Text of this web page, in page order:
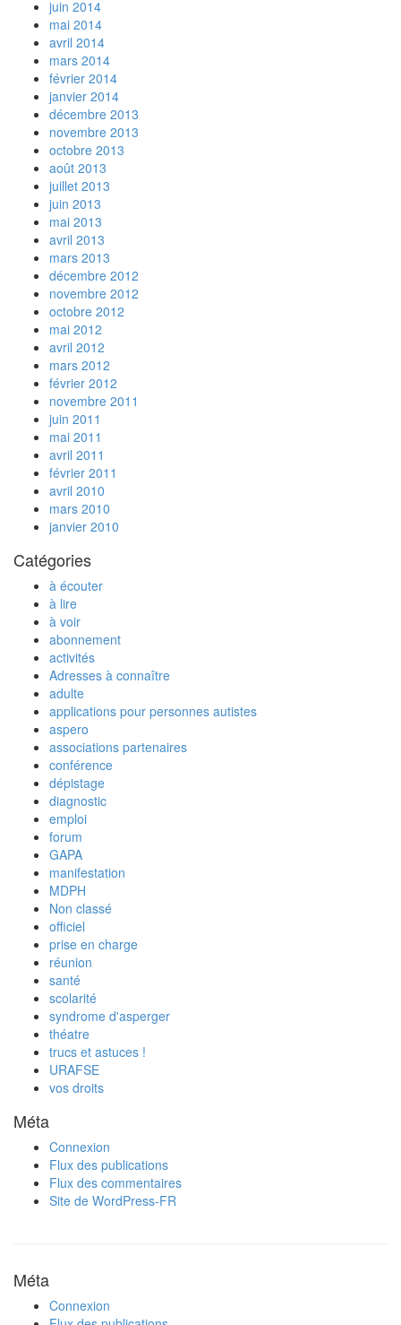
juin 2014
mai 2014
avril 2014
mars 2014
février 2014
janvier 2014
décembre 2013
novembre 2013
octobre 2013
août 2013
juillet 2013
juin 2013
mai 2013
avril 2013
mars 2013
décembre 2012
novembre 2012
octobre 2012
mai 2012
avril 2012
mars 2012
février 2012
novembre 2011
juin 2011
mai 2011
avril 2011
février 2011
avril 2010
mars 2010
janvier 2010
Catégories
à écouter
à lire
à voir
abonnement
activités
Adresses à connaître
adulte
applications pour personnes autistes
aspero
associations partenaires
conférence
dépistage
diagnostic
emploi
forum
GAPA
manifestation
MDPH
Non classé
officiel
prise en charge
réunion
santé
scolarité
syndrome d'asperger
théatre
trucs et astuces !
URAFSE
vos droits
Méta
Connexion
Flux des publications
Flux des commentaires
Site de WordPress-FR
Méta
Connexion